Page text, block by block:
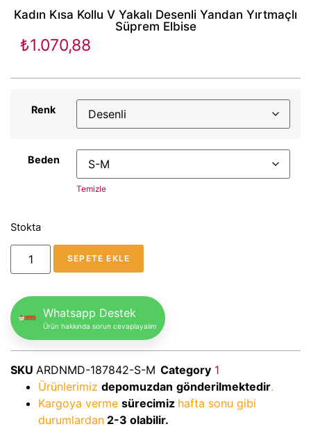
Kadın Kısa Kollu V Yakalı Desenli Yandan Yırtmaçlı
Süprem Elbise
₺1.070,88
Renk
Beden
Temizle
Stokta
SEPETE EKLE
Whatsapp Destek
Ürün hakkında sorun cevaplayalım
SKU ARDNMD-187842-S-M Category 1
Ürünlerimiz depomuzdan gönderilmektedir.
Kargoya verme sürecimiz hafta sonu gibi
durumlardan 2-3 olabilir.